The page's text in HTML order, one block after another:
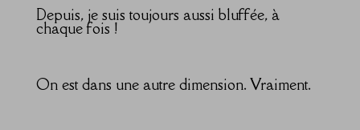
Depuis, je suis toujours aussi bluffée, à
chaque fois !
On est dans une autre dimension. Vraiment.